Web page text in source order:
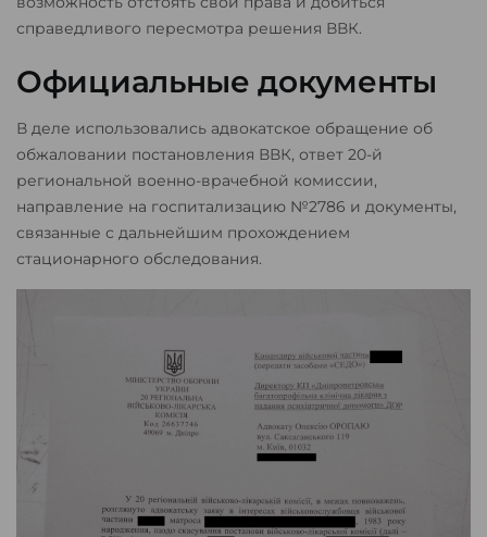
справедливого пересмотра решения ВВК.
Официальные документы
В деле использовались адвокатское обращение об
обжаловании постановления ВВК, ответ 20-й
региональной военно-врачебной комиссии,
направление на госпитализацию №2786 и документы,
связанные с дальнейшим прохождением
стационарного обследования.